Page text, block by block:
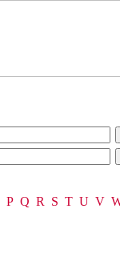
P Q R S T U V